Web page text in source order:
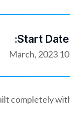
Start Date:
10 March, 2023
completely